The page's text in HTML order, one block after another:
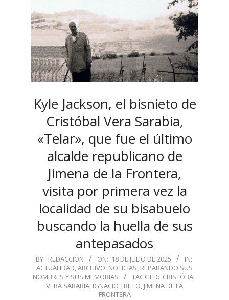
Kyle Jackson, el bisnieto de
Cristóbal Vera Sarabia,
«Telar», que fue el último
alcalde republicano de
Jimena de la Frontera,
visita por primera vez la
localidad de su bisabuelo
buscando la huella de sus
antepasados
2025-
07-
18
BY: REDACCIÓN ON: 18 DE JULIO DE 2025
IN:
ACTUALIDAD,ARCHIVO, NOTICIAS, REPARANDO SUS
NOMBRES Y SUS MEMORIAS
TAGGED: CRISTÓBAL
VERA SARABIA, IGNACIO TRILLO, JIMENA DE LA
FRONTERA